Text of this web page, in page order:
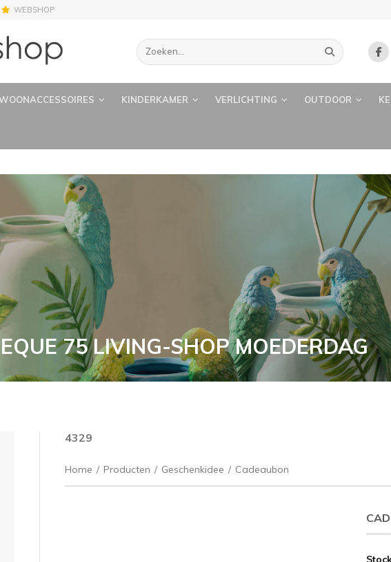
WEBSHOP
KINDERKAMER VERLICHTING OUTDOOR
75 LIVING-SHOP MOEDERDAG
4329
Home / Producten / Geschenkidee / Cadeaubon